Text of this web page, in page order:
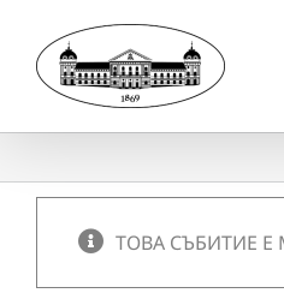
content
ТОВА СЪБИТИЕ